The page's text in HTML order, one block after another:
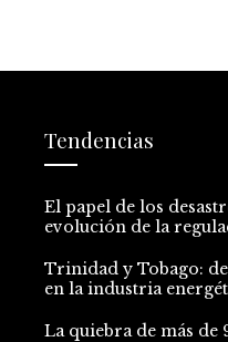
Tendencias
El papel de los
evolución de la
Trinidad y Tobago:
en la industria
La quiebra de más de